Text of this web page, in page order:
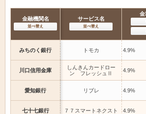
金融機関名
並べ替え
サービス名
並べ替え
金
みちのく銀行
川口信用金庫
愛知銀行
七十七銀行
トモカ 4.9%
しんきんカードロー
ン フレッシュⅡ
4.9%
リブレ 4.9%
７７スマートネクスト 4.9%